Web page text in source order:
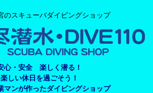
のスキューバダイビングショップ
心・安全 楽しく潜る！
楽しい休日を過ごそう！
マンが作ったダイビングショップ